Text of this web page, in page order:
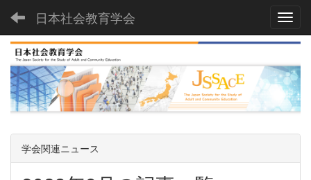
日本社会教育学会
学会関連ニュース